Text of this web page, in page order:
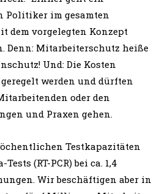
Politiker im gesamten
dem vorgelegten Konzept
Denn: Mitarbeiterschutz heiße
Und: Die Kosten
werden und dürften
oder den
und Praxen gehen.
Testkapazitäten
(RT-PCR) bei ca. 1,4
Wir beschäftigen aber in